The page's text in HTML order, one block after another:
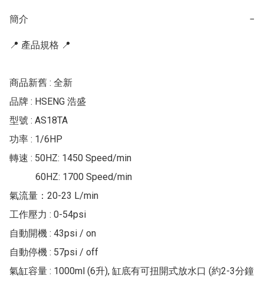
簡介 −
📍 產品規格 📍
商品新舊 : 全新
品牌 : HSENG 浩盛
型號 : AS18TA
功率 : 1/6HP
轉速 : 50HZ: 1450 Speed/min
氣流量：20-23 L/min
工作壓力 : 0-54psi
自動開機 : 43psi / on
自動停機 : 57psi / off
氣缸容量 : 1000ml (6升), 缸底有可扭開式放水口 (約2-3分鐘